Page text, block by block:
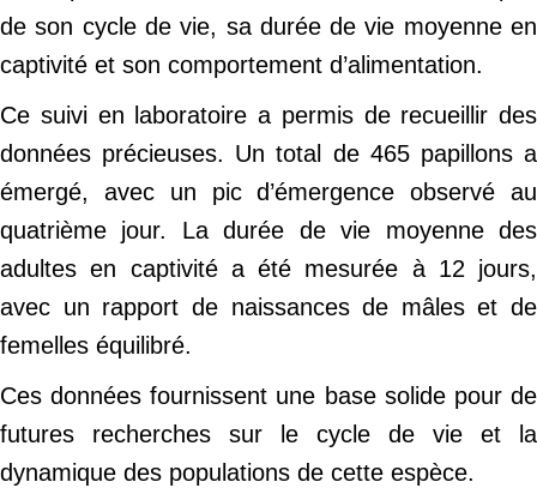
de son cycle de vie, sa durée de vie moyenne en
captivité et son comportement d’alimentation.
Ce suivi en laboratoire a permis de recueillir des
données précieuses. Un total de 465 papillons a
émergé, avec un pic d’émergence observé au
quatrième jour. La durée de vie moyenne des
adultes en captivité a été mesurée à 12 jours,
avec un rapport de naissances de mâles et de
femelles équilibré.
Ces données fournissent une base solide pour de
futures recherches sur le cycle de vie et la
dynamique des populations de cette espèce.